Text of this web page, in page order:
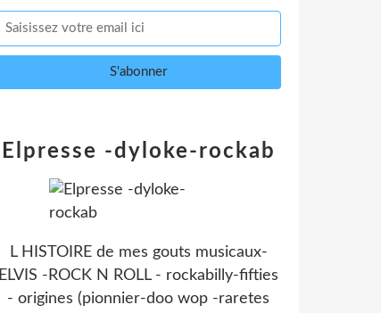
Elpresse -dyloke-rockab
L HISTOIRE de mes gouts musicaux-
ELVIS -ROCK N ROLL - rockabilly-fifties
- origines (pionnier-doo wop -raretes